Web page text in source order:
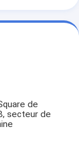
de
secteur de